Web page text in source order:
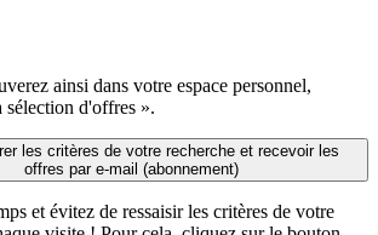
ainsi dans votre espace personnel,
d'offres ».
les critères de votre recherche et recevoir les
offres par e-mail (abonnement)
et évitez de ressaisir les critères de votre